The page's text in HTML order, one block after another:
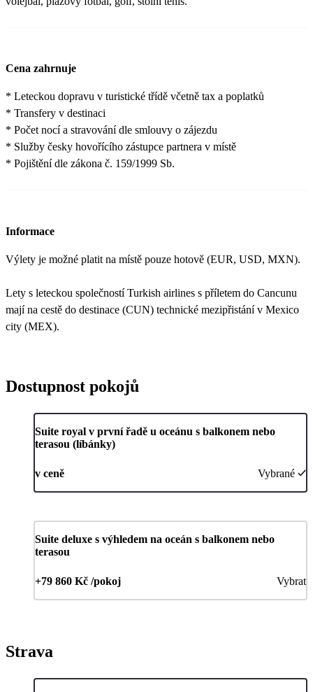
Cena zahrnuje
* Leteckou dopravu v turistické třídě včetně tax a poplatků
* Transfery v destinaci
* Počet nocí a stravování dle smlouvy o zájezdu
* Služby česky hovořícího zástupce partnera v místě
* Pojištění dle zákona č. 159/1999 Sb.
Informace
Výlety je možné platit na místě pouze hotově (EUR, USD, MXN).
Lety s leteckou společností Turkish airlines s příletem do Cancunu
mají na cestě do destinace (CUN) technické mezipřistání v Mexico
city (MEX).
Dostupnost pokojů
Suite royal v první řadě u oceánu s balkonem nebo
terasou (líbánky)
v ceně Vybrané
Suite deluxe s výhledem na oceán s balkonem nebo
terasou
+79 860 Kč /pokoj Vybrat
Strava